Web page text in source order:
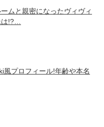
ムと親密になったヴィヴィ
は!?…
風プロフィール!年齢や本名